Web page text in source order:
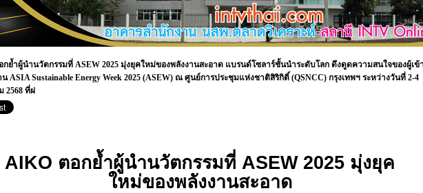
กย้ำผู้นำนวัตกรรมที่ ASEW 2025 มุ่งยุคใหม่ของพลังงานสะอาด แบรนด์โซลาร์ชั้นนำระดับโลก ดึงดูดความสนใจของผู้เข้
ASIA Sustainable Energy Week 2025 (ASEW) ณ ศูนย์การประชุมแห่งชาติสิริกิติ์ (QSNCC) กรุงเทพฯ ระหว่างวันที่ 2-4
2568 ที่ผ่
AIKO ตอกย้ำผู้นำนวัตกรรมที่ ASEW 2025 มุ่งยุค
ใหม่ของพลังงานสะอาด